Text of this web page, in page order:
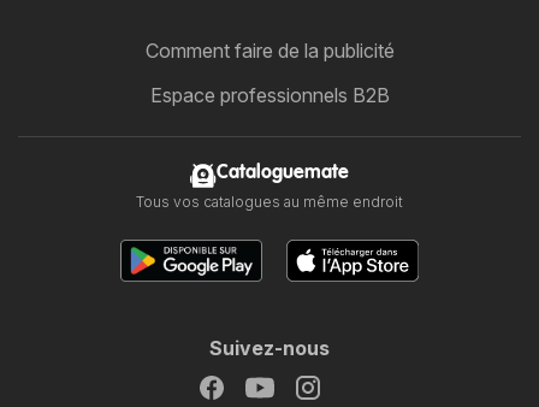
Comment faire de la publicité
Espace professionnels B2B
Cataloguemate
Tous vos catalogues au même endroit
Suivez-nous